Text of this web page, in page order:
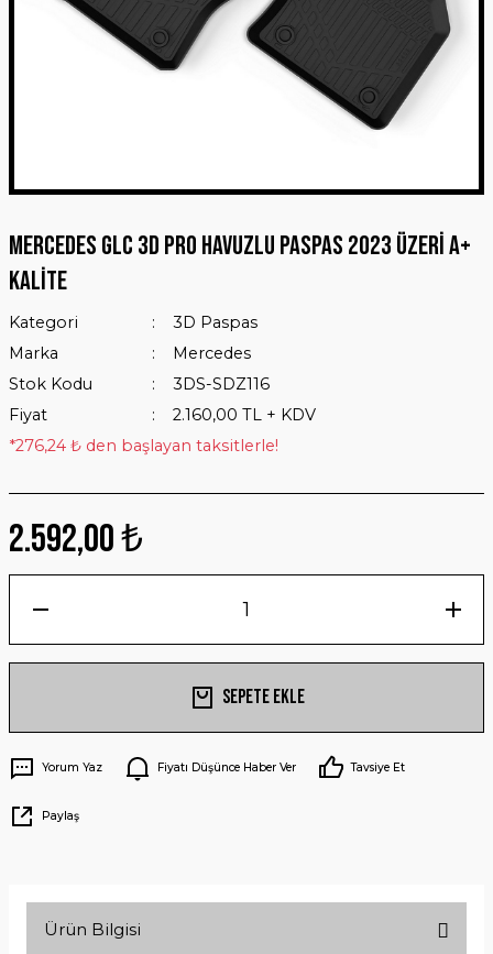
Mercedes GLC 3D Pro Havuzlu Paspas 2023 Üzeri A+
Kalite
Kategori
3D Paspas
Marka
Mercedes
Stok Kodu
3DS-SDZ116
Fiyat
2.160,00 TL + KDV
*276,24 ₺ den başlayan taksitlerle!
2.592,00 ₺
Sepete Ekle
Yorum Yaz Fiyatı Düşünce Haber Ver Tavsiye Et
Paylaş
Ürün Bilgisi